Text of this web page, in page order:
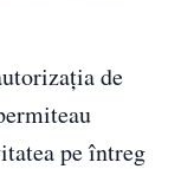
de
pe întreg